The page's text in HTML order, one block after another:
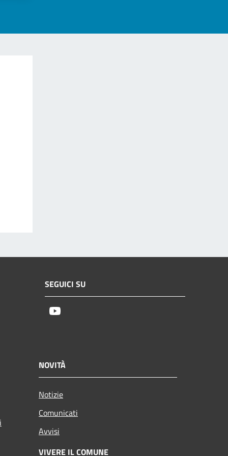
SEGUICI SU
NOVITÀ
Notizie
Comunicati
Avvisi
VIVERE IL COMUNE